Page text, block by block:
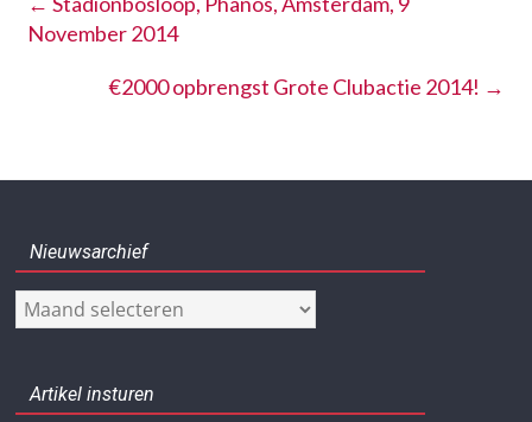
November 2014
€2000 opbrengst Grote Clubactie 2014! →
Nieuwsarchief
Nieuwsarchief
Artikel insturen